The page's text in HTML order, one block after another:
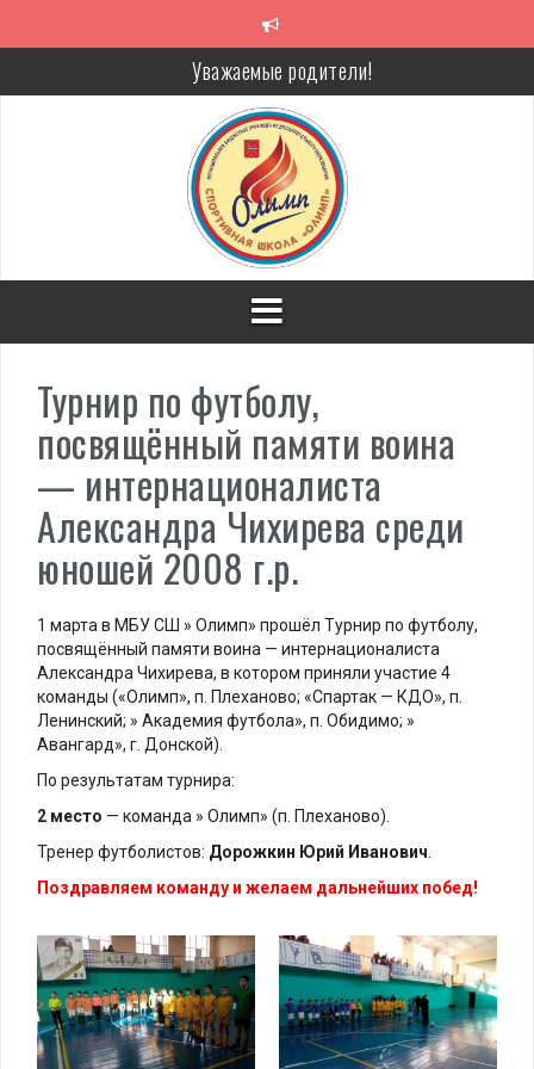
Уважаемые родители!
Алкоголь — путь в никуда
Решение спора без суда
Проголосуй за объекты благоустройства!
Турнир по футболу,
посвящённый памяти воина
— интернационалиста
Александра Чихирева среди
юношей 2008 г.р.
1 марта в МБУ СШ » Олимп» прошёл Турнир по футболу,
посвящённый памяти воина — интернационалиста
Александра Чихирева, в котором приняли участие 4
команды («Олимп», п. Плеханово; «Спартак — КДО», п.
Ленинский; » Академия футбола», п. Обидимо; »
Авангард», г. Донской).
По результатам турнира:
2 место — команда » Олимп» (п. Плеханово).
Тренер футболистов: Дорожкин Юрий Иванович
Поздравляем команду и желаем дальнейших побед!